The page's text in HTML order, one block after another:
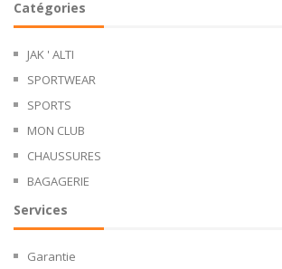
Catégories
JAK ' ALTI
SPORTWEAR
SPORTS
MON CLUB
CHAUSSURES
BAGAGERIE
Services
Garantie